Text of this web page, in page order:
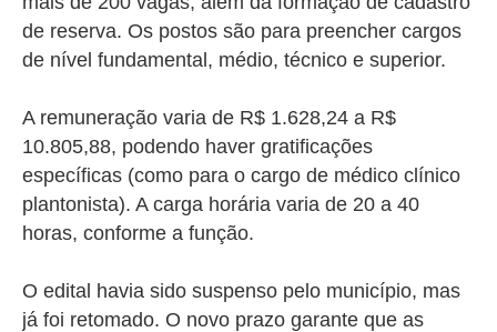
de reserva. Os postos são para preencher cargos
de nível fundamental, médio, técnico e superior.
A remuneração varia de R$ 1.628,24 a R$
10.805,88, podendo haver gratificações
específicas (como para o cargo de médico clínico
plantonista). A carga horária varia de 20 a 40
horas, conforme a função.
O edital havia sido suspenso pelo município, mas
já foi retomado. O novo prazo garante que as